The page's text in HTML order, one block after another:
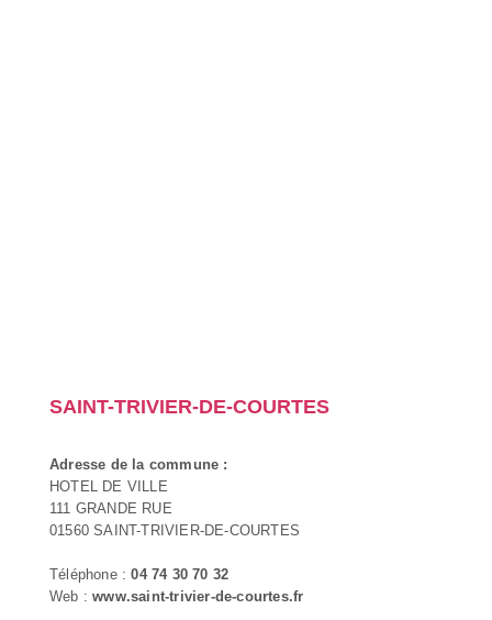
SAINT-TRIVIER-DE-COURTES
Adresse de la commune :
HOTEL DE VILLE
111 GRANDE RUE
01560 SAINT-TRIVIER-DE-COURTES
Téléphone :04 74 30 70 32
Web :www.saint-trivier-de-courtes.fr